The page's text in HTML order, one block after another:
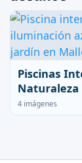
Piscinas
Naturaleza
4 imágenes